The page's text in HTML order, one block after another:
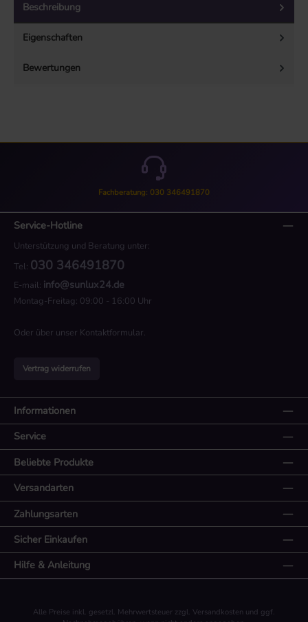
Beschreibung
Eigenschaften
Bewertungen
Fachberatung: 030 346491870
Service-Hotline
Unterstützung und Beratung unter:
Tel: 030 346491870
E-mail: info@sunlux24.de
Montag-Freitag: 09:00 - 16:00 Uhr
Oder über unser Kontaktformular.
Vertrag widerrufen
Informationen
Service
Beliebte Produkte
Zahlungsarten
Versandarten
Sicher Einkaufen
Hilfe & Anleitung
Alle Preise inkl. gesetzl. Mehrwertsteuer zzgl. Versandkosten und ggf.